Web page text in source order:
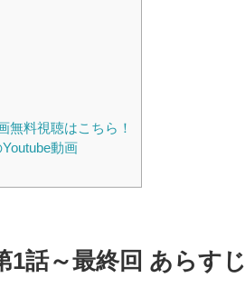
無料視聴はこちら！
動画
1話～最終回 あらすじ